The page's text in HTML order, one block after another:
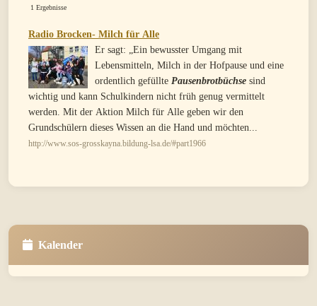
Kalender
1 Ergebnisse
Radio Brocken- Milch für Alle
Er sagt: „Ein bewusster Umgang mit
Lebensmitteln, Milch in der Hofpause und eine
ordentlich gefüllte Pausenbrotbüchse sind
wichtig und kann Schulkindern nicht früh genug vermittelt
werden. Mit der Aktion Milch für Alle geben wir den
Grundschülern dieses Wissen an die Hand und möchten...
http://www.sos-grosskayna.bildung-lsa.de/#part1966